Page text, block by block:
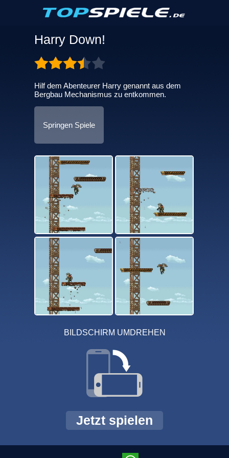
Harry Down!
Hilf dem Abenteurer Harry genannt aus dem
Bergbau Mechanismus zu entkommen.
Springen Spiele
BILDSCHIRM UMDREHEN
Jetzt spielen